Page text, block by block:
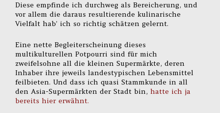
Diese empfinde ich durchweg als Bereicherung, und
vor allem die daraus resultierende kulinarische
Vielfalt hab’ ich so richtig schätzen gelernt.
Eine nette Begleiterscheinung dieses
multikulturellen Potpourri sind für mich
zweifelsohne all die kleinen Supermärkte, deren
Inhaber ihre jeweils landestypischen Lebensmittel
feilbieten. Und dass ich quasi Stammkunde in all
den Asia-Supermärkten der Stadt bin,hatte ich ja
bereits hier erwähnt.